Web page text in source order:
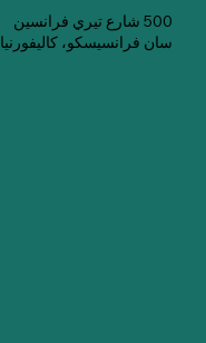
500 شارع تيري فرانسين
سان فرانسيسكو، كاليفورنيا 94158